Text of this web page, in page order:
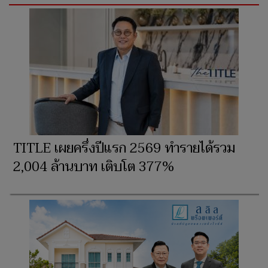
TITLE เผยครึ่งปีแรก 2569 ทำรายได้รวม
2,004 ล้านบาท เติบโต 377%